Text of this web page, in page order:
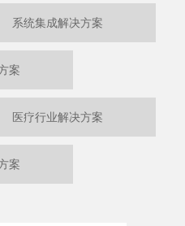
系统集成解决方案
案
医疗行业解决方案
案